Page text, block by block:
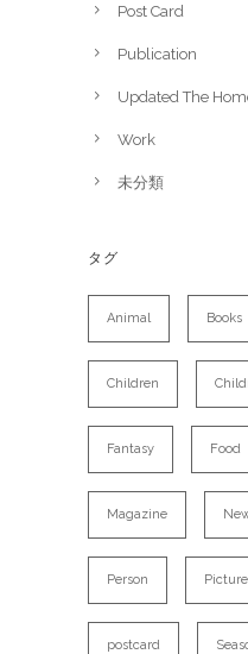
Post Card
Publication
Updated The
Work
未分類
タグ
Animal Books
Children
Fantasy Food
Magazine
Person
postcard